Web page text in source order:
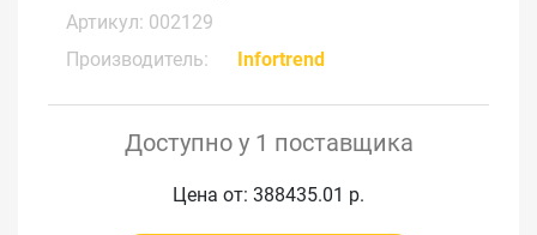
Артикул: 002129
Производитель:
Infortrend
Доступно у 1 поставщика
Цена от: 388435.01 р.